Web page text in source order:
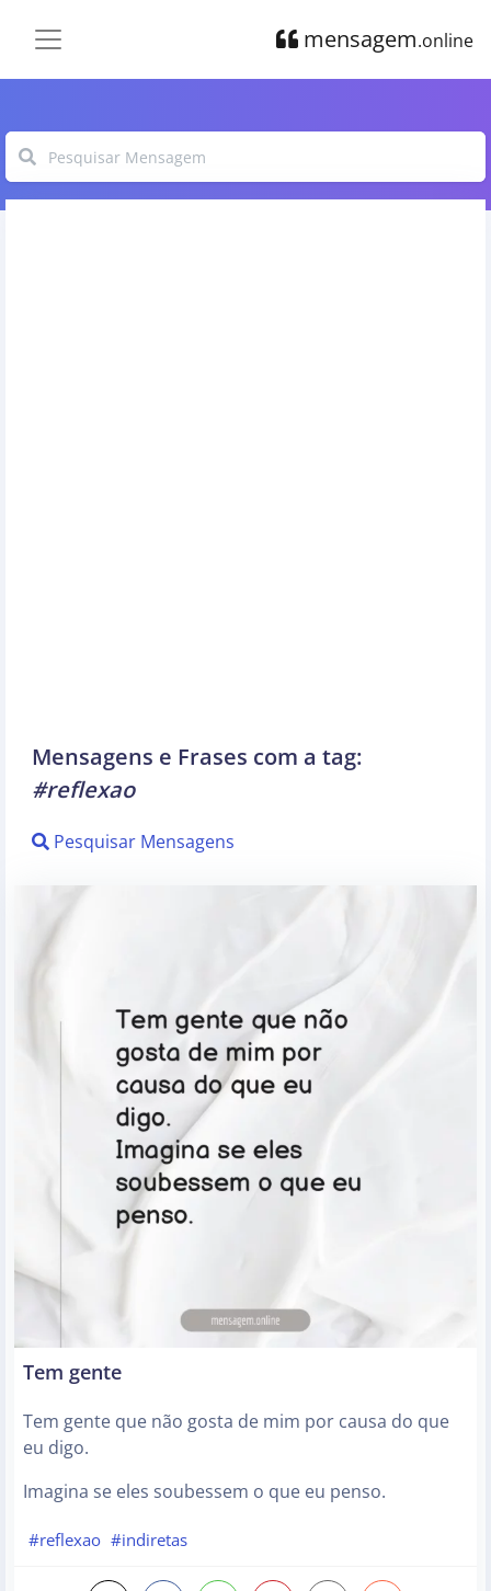
mensagem.online
Mensagens e Frases com a tag:
#reflexao
Pesquisar Mensagens
Tem gente
Tem gente que não gosta de mim por causa do que
eu digo.
Imagina se eles soubessem o que eu penso.
#reflexao #indiretas